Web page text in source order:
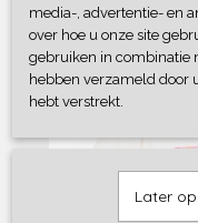
media-, advertentie- en
over hoe u onze site
gebruiken in combinatie
hebben verzameld door
hebt verstrekt.
Later